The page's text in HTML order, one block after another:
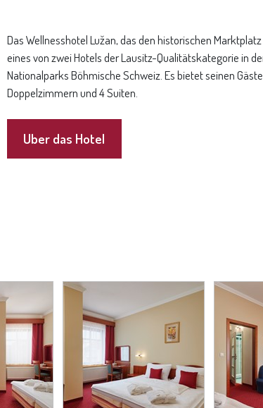
Das Wellnesshotel Lužan, das den historischen
eines von zwei Hotels der Lausitz-Qualitätskategorie in
Nationalparks Böhmische Schweiz. Es bietet seinen
Doppelzimmern und 4 Suiten.
Uber das Hotel